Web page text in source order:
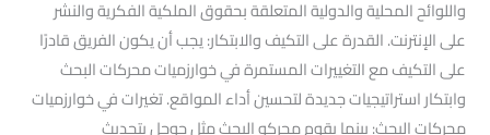
واللوائح المحلية والدولية المتعلقة بحقوق الملكية الفكرية والنشر
على الإنترنت. القدرة على التكيف والابتكار: يجب أن يكون الفريق قادرًا
على التكيف مع التغييرات المستمرة في خوارزميات محركات البحث
وابتكار استراتيجيات جديدة لتحسين أداء المواقع. تغيرات في خوارزميات
محركات البحث: بينما يقوم محركو البحث مثل جوجل بتحديث